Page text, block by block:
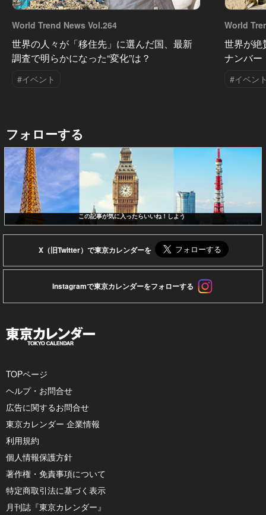
World Trend News Vol.264
世界の人々が「移住先」に選んだ国、最新
調査で明らかになった“変化”は？
#イベント
World
世界が絶
ナンバー
#イベン
フォローする
この記事が気に入ったらいいね！しよう
X（旧Twitter）で東京カレンダーを
Instagramで東京カレンダーをフォローする
TOPページ
ヘルプ・お問合せ
広告に関するお問合せ
東京カレンダー 企業情報
利用規約
個人情報保護方針
著作権・免責事項について
特定商取引法に基づく表示
月刊誌『東京カレンダー』